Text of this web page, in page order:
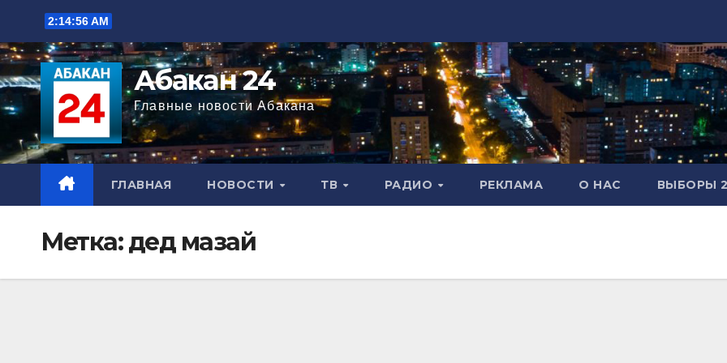
Перейти
содержимому
2:14:56 AM
Абакан 24
Главные новости Абакана
ГЛАВНАЯ НОВОСТИ ТВ РАДИО РЕКЛАМА О НАС ВЫБОРЫ
Метка:дед мазай